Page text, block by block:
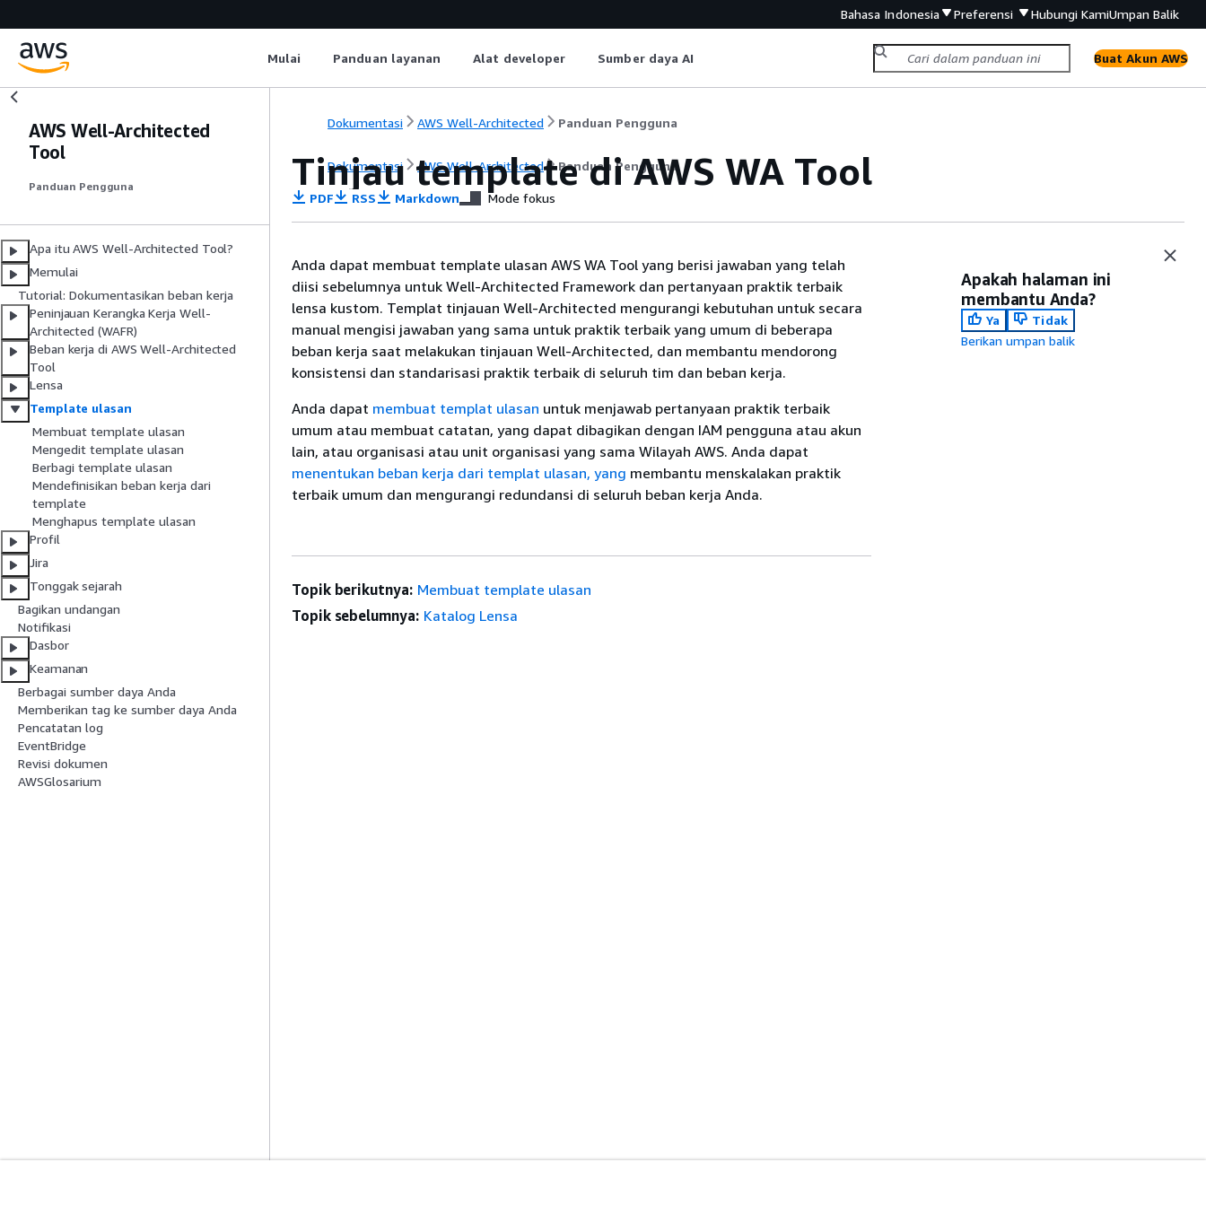
Bahasa Indonesia Preferensi Hubungi KamiUmpan Balik
Mulai Panduan layanan Alat developer Sumber daya AI Buat Akun AWS
AWS Well-Architected
Tool
Panduan Pengguna
Apa itu AWS Well-Architected Tool?
Memulai
Tutorial: Dokumentasikan beban kerja
Peninjauan Kerangka Kerja Well-
Architected (WAFR)
Beban kerja di AWS Well-Architected
Tool
Lensa
Template ulasan
Membuat template ulasan
Mengedit template ulasan
Berbagi template ulasan
Mendefinisikan beban kerja dari
template
Menghapus template ulasan
Profil
Jira
Tonggak sejarah
Bagikan undangan
Notifikasi
Dasbor
Keamanan
Berbagai sumber daya Anda
Memberikan tag ke sumber daya Anda
Pencatatan log
EventBridge
Revisi dokumen
AWSGlosarium
Dokumentasi AWS Well-Architected Panduan Pengguna
Dokumentasi AWS Well-Architected Panduan Pengguna
Tinjau template di AWS WA Tool
PDF RSS Markdown Mode fokus
Anda dapat membuat template ulasan AWS WA Tool yang berisi jawaban yang telah
diisi sebelumnya untuk Well-Architected Framework dan pertanyaan praktik terbaik
lensa kustom. Templat tinjauan Well-Architected mengurangi kebutuhan untuk secara
manual mengisi jawaban yang sama untuk praktik terbaik yang umum di beberapa
beban kerja saat melakukan tinjauan Well-Architected, dan membantu mendorong
konsistensi dan standarisasi praktik terbaik di seluruh tim dan beban kerja.
Anda dapat membuat templat ulasan untuk menjawab pertanyaan praktik terbaik
umum atau membuat catatan, yang dapat dibagikan dengan IAM pengguna atau akun
lain, atau organisasi atau unit organisasi yang sama Wilayah AWS. Anda dapat
menentukan beban kerja dari templat ulasan, yang membantu menskalakan praktik
terbaik umum dan mengurangi redundansi di seluruh beban kerja Anda.
Apakah halaman ini
membantu Anda?
Ya
Tidak
Berikan umpan balik
Topik berikutnya: Membuat template ulasan
Topik sebelumnya: Katalog Lensa